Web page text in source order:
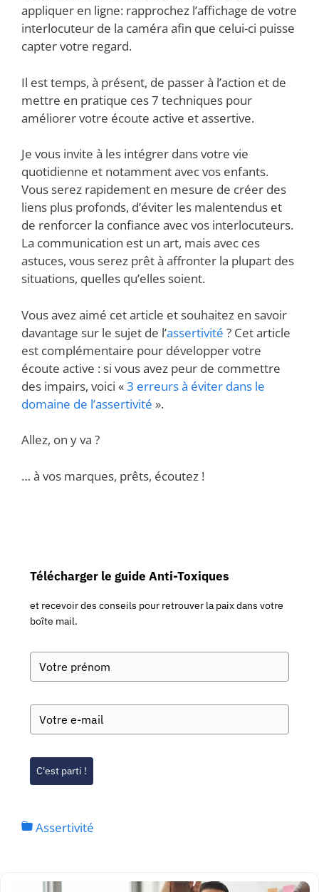
appliquer en ligne: rapprochez l’affichage de votre
interlocuteur de la caméra afin que celui-ci puisse
capter votre regard.
Il est temps, à présent, de passer à l’action et de
mettre en pratique ces 7 techniques pour
améliorer votre écoute active et assertive.
Je vous invite à les intégrer dans votre vie
quotidienne et notamment avec vos enfants.
Vous serez rapidement en mesure de créer des
liens plus profonds, d’éviter les malentendus et
de renforcer la confiance avec vos interlocuteurs.
La communication est un art, mais avec ces
astuces, vous serez prêt à affronter la plupart des
situations, quelles qu’elles soient.
Vous avez aimé cet article et souhaitez en savoir
davantage sur le sujet de l’assertivité ? Cet article
est complémentaire pour développer votre
écoute active : si vous avez peur de commettre
des impairs, voici «3 erreurs à éviter dans le
domaine de l’assertivité ».
Allez, on y va ?
… à vos marques, prêts, écoutez !
Télécharger le guide Anti-Toxiques
et recevoir des conseils pour retrouver la paix dans votre
boîte mail.
C'est parti !
Assertivité